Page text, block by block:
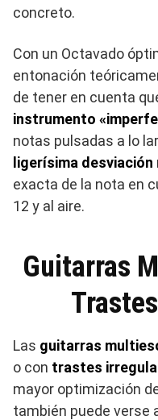
concreto.
Con un Octavado
entonación
de tener en cuenta
instrumento
notas pulsadas a lo
ligerísima desviación
exacta de la nota en
12 y al aire.
Guitarras
Las guitarras
o con trastes
mayor optimización
también puede verse